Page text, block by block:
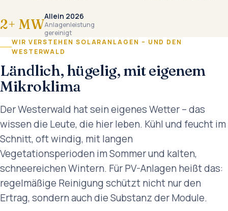
2+ MW
Allein 2026
Anlagenleistung
gereinigt
WIR VERSTEHEN SOLARANLAGEN – UND DEN
WESTERWALD
Ländlich, hügelig, mit eigenem
Mikroklima
Der Westerwald hat sein eigenes Wetter – das
wissen die Leute, die hier leben. Kühl und feucht im
Schnitt, oft windig, mit langen
Vegetationsperioden im Sommer und kalten,
schneereichen Wintern. Für PV-Anlagen heißt das:
regelmäßige Reinigung schützt nicht nur den
Ertrag, sondern auch die Substanz der Module.